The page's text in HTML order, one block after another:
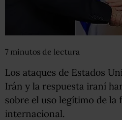
7 minutos de lectura
Los ataques de Estados
Irán y la respuesta iraní
sobre el uso legítimo de la
internacional.